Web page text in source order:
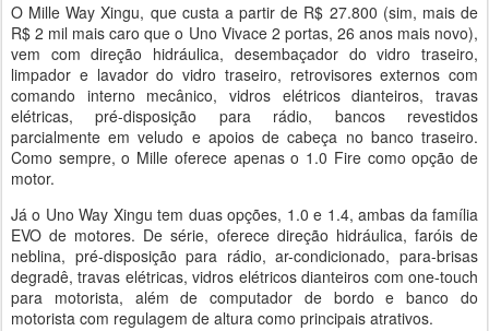
O Mille Way Xingu, que custa a partir de R$ 27.800 (sim, mais de
R$ 2 mil mais caro que o Uno Vivace 2 portas, 26 anos mais novo),
vem com direção hidráulica, desembaçador do vidro traseiro,
limpador e lavador do vidro traseiro, retrovisores externos com
comando interno mecânico, vidros elétricos dianteiros, travas
elétricas, pré-disposição para rádio, bancos revestidos
parcialmente em veludo e apoios de cabeça no banco traseiro.
Como sempre, o Mille oferece apenas o 1.0 Fire como opção de
motor.
Já o Uno Way Xingu tem duas opções, 1.0 e 1.4, ambas da família
EVO de motores. De série, oferece direção hidráulica, faróis de
neblina, pré-disposição para rádio, ar-condicionado, para-brisas
degradê, travas elétricas, vidros elétricos dianteiros com one-touch
para motorista, além de computador de bordo e banco do
motorista com regulagem de altura como principais atrativos.